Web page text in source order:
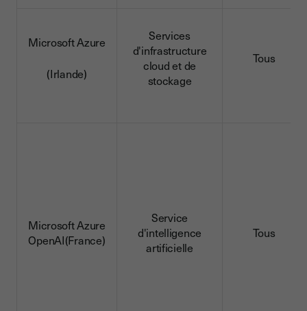
Microsoft Azure
(Irlande)
Services
d'infrastructure
cloud et de
stockage
Tous
Microsoft Azure
OpenAI(France)
Service
d'intelligence
artificielle
Tous